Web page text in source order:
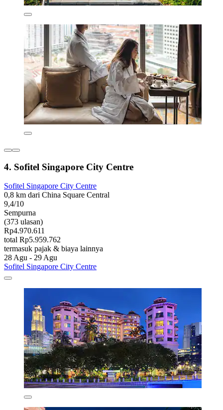
4. Sofitel Singapore City Centre
Sofitel Singapore City Centre
0,8 km dari China Square Central
9,4/10
Sempurna
(373 ulasan)
Rp4.970.611
total Rp5.959.762
termasuk pajak & biaya lainnya
28 Agu - 29 Agu
Sofitel Singapore City Centre